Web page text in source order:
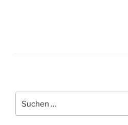
nach: